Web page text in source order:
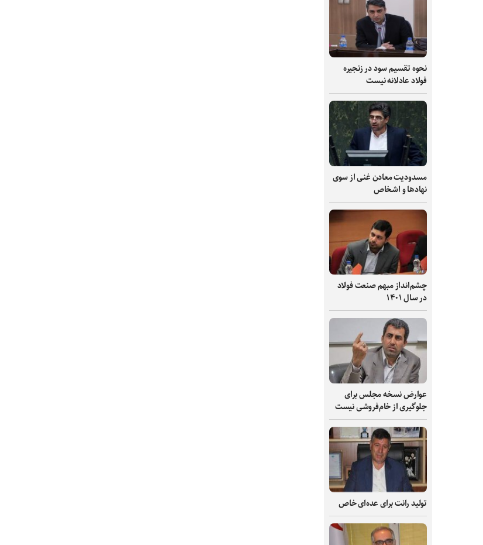
نحوه تقسیم سود در زنجیره
فولاد عادلانه نیست
مسدودیت معادن غنی از سوی
نهادها و اشخاص
چشم‌انداز مبهم صنعت فولاد
در سال ۱۴۰۱
عوارض نسخه مجلس برای
جلوگیری از خام‌فروشی نیست
تولید رانت برای عده‌ای خاص